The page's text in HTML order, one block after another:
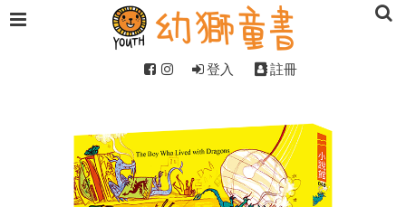
登入 註冊